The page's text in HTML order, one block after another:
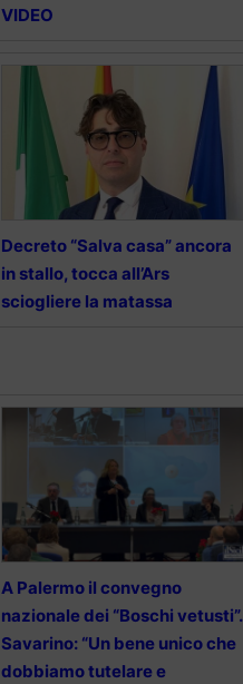
VIDEO
Decreto “Salva casa” ancora
in stallo, tocca all’Ars
sciogliere la matassa
A Palermo il convegno
nazionale dei “Boschi vetusti”.
Savarino: “Un bene unico che
dobbiamo tutelare e